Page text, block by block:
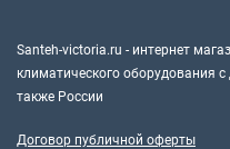
Santeh-victoria.ru - интернет
климатического оборудования
также России
Договор публичной оферты